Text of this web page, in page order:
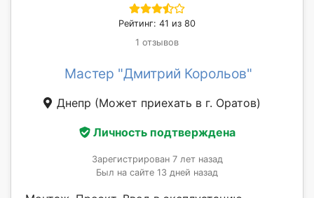
Рейтинг: 41 из 80
1 отзывов
Мастер "Дмитрий Корольов"
Днепр (Может приехать в г. Оратов)
Личность подтверждена
Зарегистрирован 7 лет назад
Был на сайте 13 дней назад